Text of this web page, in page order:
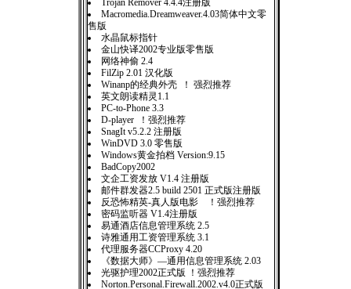
Trojan Remover 4.4.4注册版
Macromedia.Dreamweaver.4.03简体中文零
售版
水晶鼠标指针
金山快译2002专业版零售版
网络神偷 2.4
FilZip 2.01 汉化版
Winanp的经典外壳 ！ 强烈推荐
英文朗读精灵1.1
PC-to-Phone 3.3
D-player ！强烈推荐
SnagIt v5.2.2 注册版
WinDVD 3.0 零售版
Windows黄金拍档 Version:9.15
BadCopy2002
文企工资发放 V1.4 注册版
邮件群发器2.5 build 2501 正式版注册版
反恐怖精英-真人版电影 ！强烈推荐
密码监听器 V1.4注册版
易通酒店信息管理系统 2.5
诗雅通用工资管理系统 3.1
代理服务器CCProxy 4.20
《数据大师》—通用信息管理系统 2.03
光驱护理2002正式版 ！强烈推荐
Norton.Personal.Firewall.2002.v4.0正式版